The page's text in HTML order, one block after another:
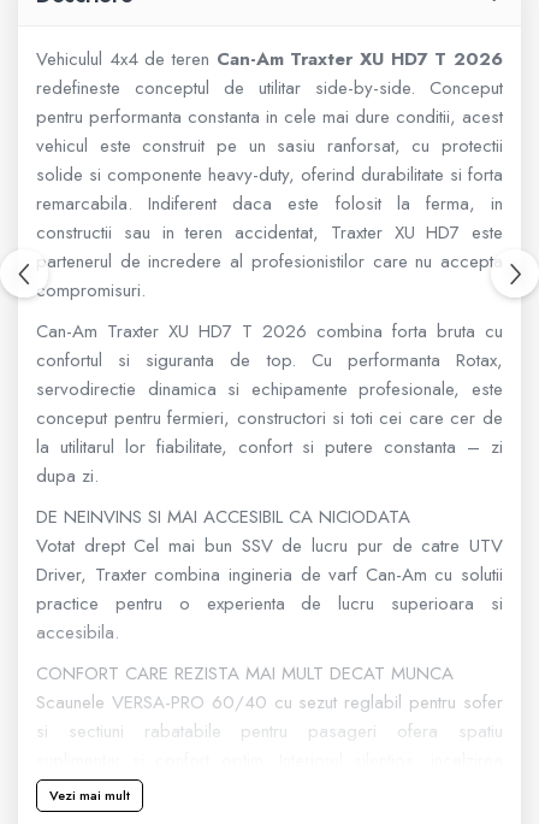
Manusi
Tricouri
Pantaloni
Set Complet
Borseta
Geanta
Rucsac
ECHIPAMENTE SKIJET
Vehiculul 4x4 de teren Can-Am Traxter XU HD7 T 2026
redefineste conceptul de utilitar side-by-side. Conceput
pentru performanta constanta in cele mai dure conditii, acest
vehicul este construit pe un sasiu ranforsat, cu protectii
solide si componente heavy-duty, oferind durabilitate si forta
remarcabila. Indiferent daca este folosit la ferma, in
constructii sau in teren accidentat, Traxter XU HD7 este
partenerul de incredere al profesionistilor care nu accepta
compromisuri.
Can-Am Traxter XU HD7 T 2026 combina forta bruta cu
confortul si siguranta de top. Cu performanta Rotax,
servodirectie dinamica si echipamente profesionale, este
conceput pentru fermieri, constructori si toti cei care cer de
la utilitarul lor fiabilitate, confort si putere constanta – zi
dupa zi.
DE NEINVINS SI MAI ACCESIBIL CA NICIODATA
Votat drept Cel mai bun SSV de lucru pur de catre UTV
Driver, Traxter combina ingineria de varf Can-Am cu solutii
practice pentru o experienta de lucru superioara si
accesibila.
CONFORT CARE REZISTA MAI MULT DECAT MUNCA
Scaunele VERSA-PRO 60/40 cu sezut reglabil pentru sofer
si sectiuni rabatabile pentru pasageri ofera spatiu
completa si volanul reglabil pe inclinare transforma orice zi
lunga de lucru intr-o calatorie confortabila si controlata.
Vezi mai mult